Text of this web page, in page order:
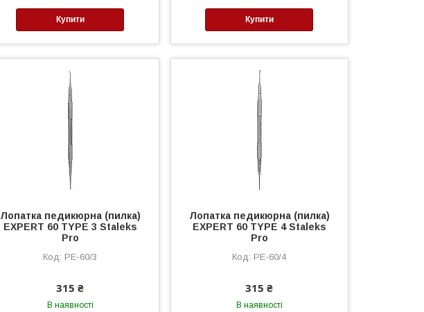
Купити Купити
Лопатка педикюрна (пилка)
EXPERT 60 TYPE 3 Staleks
Pro
PE-60/3
315 ₴
В наявності
Лопатка педикюрна (пилка)
EXPERT 60 TYPE 4 Staleks
Pro
PE-60/4
315 ₴
В наявності